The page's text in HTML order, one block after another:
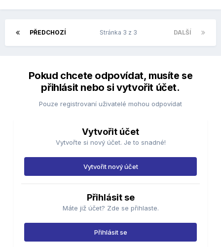
PŘEDCHOZÍ DALŠÍ
Stránka 3 z 3
Pokud chcete odpovídat, musíte se
přihlásit nebo si vytvořit účet.
Pouze registrovaní uživatelé mohou odpovídat
Vytvořit účet
Vytvořte si nový účet. Je to snadné!
Vytvořit nový účet
Přihlásit se
Máte již účet? Zde se přihlaste.
Přihlásit se